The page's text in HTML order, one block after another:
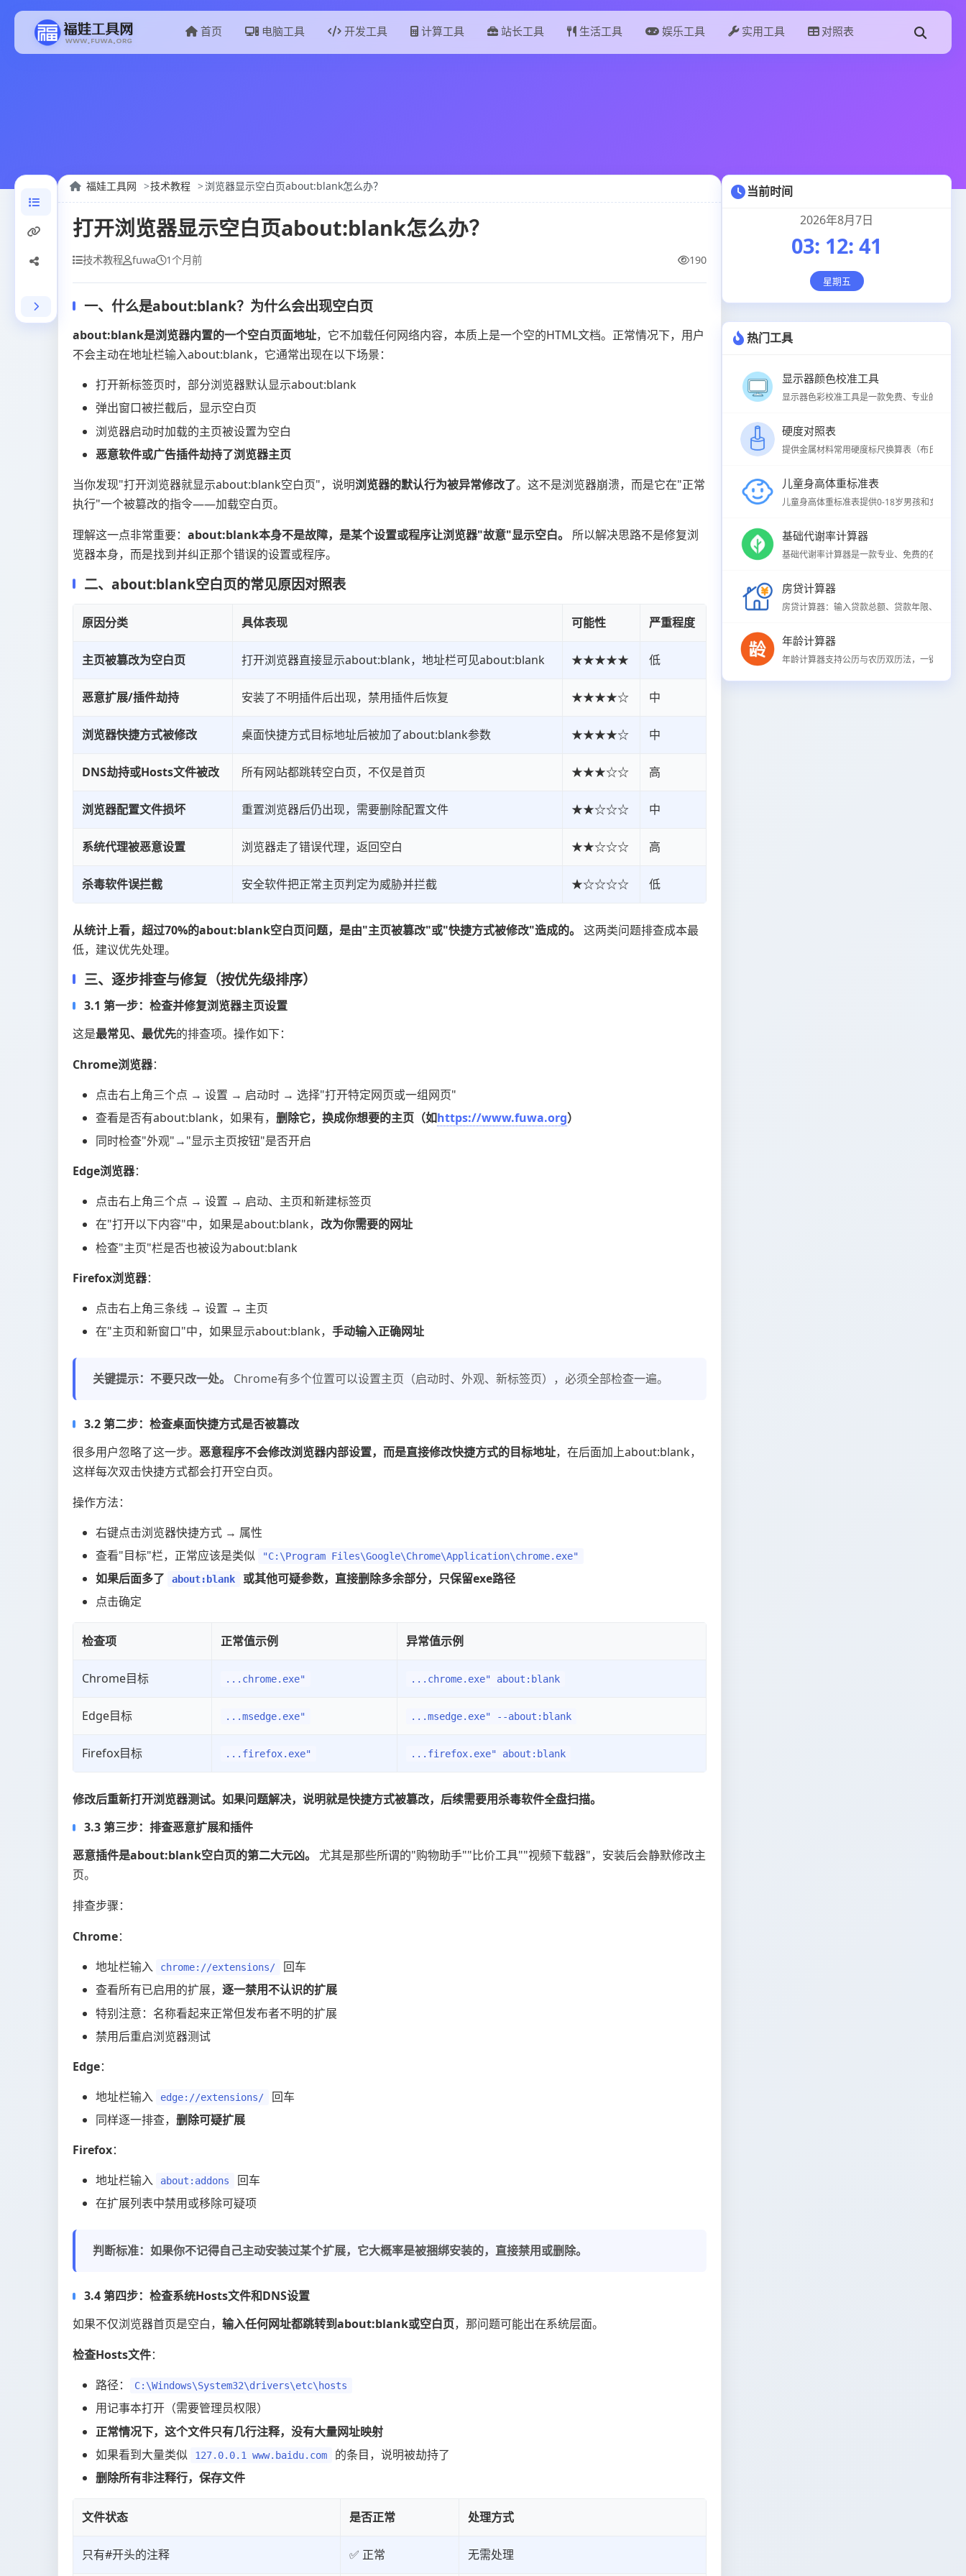
首页 电脑工具 开发工具 计算工具 站长工具 生活工具 娱乐工具 实用工具 对照表
福娃工具网 技术教程 浏览器显示空白页about:blank怎么办？
打开浏览器显示空白页about:blank怎么办？
技术教程 fuwa 1个月前 190
一、什么是about:blank？为什么会出现空白页
about:blank是浏览器内置的一个空白页面地址，它不加载任何网络内容，本质上是一个空的HTML文档。正常情况下，用户
不会主动在地址栏输入about:blank，它通常出现在以下场景：
打开新标签页时，部分浏览器默认显示about:blank
弹出窗口被拦截后，显示空白页
浏览器启动时加载的主页被设置为空白
恶意软件或广告插件劫持了浏览器主页
当你发现"打开浏览器就显示about:blank空白页"，说明浏览器的默认行为被异常修改了。这不是浏览器崩溃，而是它在"正常
执行"一个被篡改的指令——加载空白页。
理解这一点非常重要： about:blank本身不是故障，是某个设置或程序让浏览器"故意"显示空白。
所以解决思路不是修复浏
览器本身，而是找到并纠正那个错误的设置或程序。
二、about:blank空白页的常见原因对照表
原因分类 具体表现 可能性 严重程度
主页被篡改为空白页 打开浏览器直接显示about:blank，地址栏可见about:blank ★★★★★ 低
恶意扩展/插件劫持 安装了不明插件后出现，禁用插件后恢复 ★★★★☆ 中
浏览器快捷方式被修改 桌面快捷方式目标地址后被加了about:blank参数 ★★★★☆ 中
DNS劫持或Hosts文件被改 所有网站都跳转空白页，不仅是首页 ★★★☆☆ 高
浏览器配置文件损坏 重置浏览器后仍出现，需要删除配置文件 ★★☆☆☆ 中
系统代理被恶意设置 浏览器走了错误代理，返回空白 ★★☆☆☆ 高
杀毒软件误拦截 安全软件把正常主页判定为威胁并拦截 ★☆☆☆☆ 低
从统计上看，超过70%的about:blank空白页问题，是由"主页被篡改"或"快捷方式被修改"造成的。 这两类问题排查成本最
低，建议优先处理。
三、逐步排查与修复（按优先级排序）
3.1 第一步：检查并修复浏览器主页设置
这是最常见、最优先的排查项。操作如下：
Chrome浏览器：
点击右上角三个点 → 设置 → 启动时 → 选择"打开特定网页或一组网页"
查看是否有about:blank，如果有， 删除它，换成你想要的主页（如https://www.fuwa.org）
同时检查"外观"→"显示主页按钮"是否开启
Edge浏览器：
点击右上角三个点 → 设置 → 启动、主页和新建标签页
在"打开以下内容"中，如果是about:blank， 改为你需要的网址
检查"主页"栏是否也被设为about:blank
Firefox浏览器：
点击右上角三条线 → 设置 → 主页
在"主页和新窗口"中，如果显示about:blank， 手动输入正确网址
关键提示：不要只改一处。 Chrome有多个位置可以设置主页（启动时、外观、新标签页），必须全部检查一遍。
3.2 第二步：检查桌面快捷方式是否被篡改
很多用户忽略了这一步。 恶意程序不会修改浏览器内部设置，而是直接修改快捷方式的目标地址，在后面加上about:blank，
这样每次双击快捷方式都会打开空白页。
操作方法：
右键点击浏览器快捷方式 → 属性
查看"目标"栏，正常应该是类似
"C:\Program Files\Google\Chrome\Application\chrome.exe"
如果后面多了 about:blank
或其他可疑参数，直接删除多余部分，只保留exe路径
点击确定
检查项 正常值示例 异常值示例
Chrome目标 ...chrome.exe" ...chrome.exe" about:blank
Edge目标 ...msedge.exe" ...msedge.exe" --about:blank
Firefox目标 ...firefox.exe" ...firefox.exe" about:blank
修改后重新打开浏览器测试。如果问题解决，说明就是快捷方式被篡改，后续需要用杀毒软件全盘扫描。
3.3 第三步：排查恶意扩展和插件
恶意插件是about:blank空白页的第二大元凶。 尤其是那些所谓的"购物助手""比价工具""视频下载器"，安装后会静默修改主
页。
排查步骤：
Chrome：
地址栏输入
chrome://extensions/
回车
查看所有已启用的扩展， 逐一禁用不认识的扩展
特别注意：名称看起来正常但发布者不明的扩展
禁用后重启浏览器测试
Edge：
地址栏输入
edge://extensions/
回车
同样逐一排查， 删除可疑扩展
Firefox：
地址栏输入
about:addons
回车
在扩展列表中禁用或移除可疑项
判断标准：如果你不记得自己主动安装过某个扩展，它大概率是被捆绑安装的，直接禁用或删除。
3.4 第四步：检查系统Hosts文件和DNS设置
如果不仅浏览器首页是空白， 输入任何网址都跳转到about:blank或空白页，那问题可能出在系统层面。
检查Hosts文件：
路径：
C:\Windows\System32\drivers\etc\hosts
用记事本打开（需要管理员权限）
正常情况下，这个文件只有几行注释，没有大量网址映射
如果看到大量类似
127.0.0.1 www.baidu.com
的条目，说明被劫持了
删除所有非注释行，保存文件
文件状态 是否正常 处理方式
只有#开头的注释 ✅ 正常 无需处理
当前时间
2026年8月7日
03: 12: 42
星期五
热门工具
显示器颜色校准工具
显示器色彩校准工具是一款免费、专业的在线
硬度对照表
提供金属材料常用硬度标尺换算表（布氏HB、
儿童身高体重标准表
儿童身高体重标准表提供0-18岁男孩和女孩身
基础代谢率计算器
基础代谢率计算器是一款专业、免费的在线
房贷计算器
房贷计算器：输入贷款总额、贷款年限、年利
年龄计算器
年龄计算器支持公历与农历双历法，一键计算